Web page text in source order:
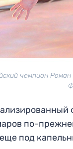
чемпион
по-
под